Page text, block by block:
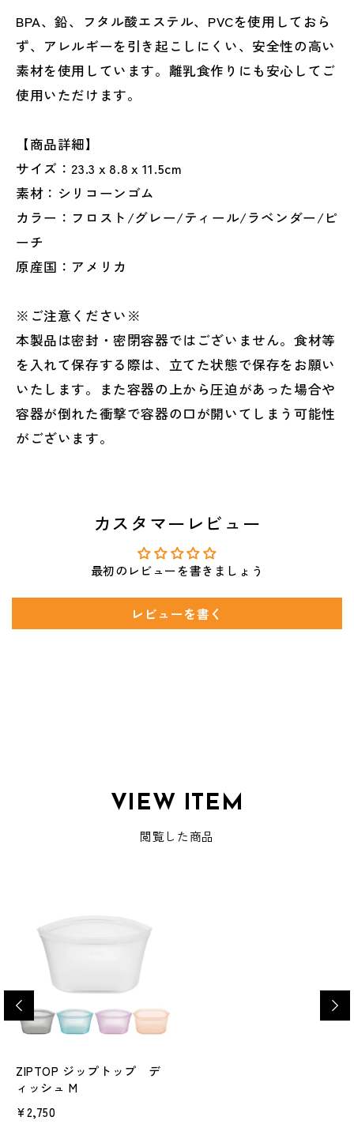
BPA、鉛、フタル酸エステル、PVCを使用しておら
ず、アレルギーを引き起こしにくい、安全性の高い
素材を使用しています。離乳食作りにも安心してご
使用いただけます。
【商品詳細】
サイズ：23.3ｘ8.8ｘ11.5cm
素材：シリコーンゴム
カラー：フロスト/グレー/ティール/ラベンダー/ピ
ーチ
原産国：アメリカ
※ご注意ください※
本製品は密封・密閉容器ではございません。食材等
を入れて保存する際は、立てた状態で保存をお願い
いたします。また容器の上から圧迫があった場合や
容器が倒れた衝撃で容器の口が開いてしまう可能性
がございます。
カスタマーレビュー
最初のレビューを書きましょう
レビューを書く
VIEW ITEM
閲覧した商品
ZIPTOP ジップトップ デ
ィッシュ M
¥2,750